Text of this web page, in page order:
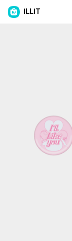
ILLIT